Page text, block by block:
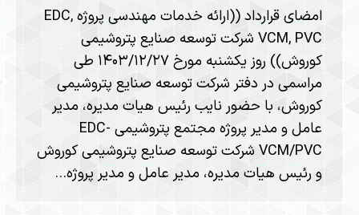
امضای قرارداد ((ارائه خدمات مهندسی پروژه EDC,
VCM, PVC شرکت توسعه صنایع پتروشیمی
کوروش)) روز یکشنبه مورخ ۱۴۰۳/۱۲/۲۷ طی
مراسمی در دفتر شرکت توسعه صنایع پتروشیمی
کوروش، با حضور نایب رئیس هیات مدیره، مدیر
عامل و مدیر پروژه مجتمع پتروشیمی EDC-
VCM/PVC شرکت توسعه صنایع پتروشیمی کوروش
و رئیس هیات مدیره، مدیر عامل و مدیر پروژه…